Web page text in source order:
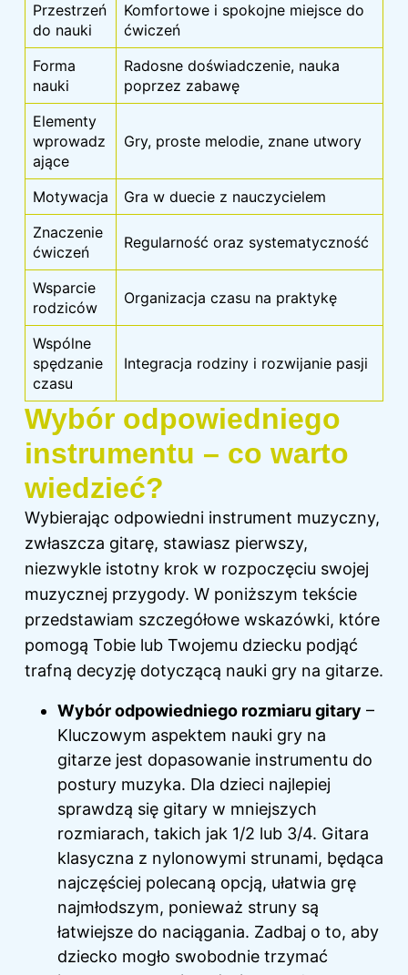
Przestrzeń
do nauki
Komfortowe i spokojne miejsce do
ćwiczeń
Forma
nauki
Radosne doświadczenie, nauka
poprzez zabawę
Elementy
wprowadz
ające
Gry, proste melodie, znane utwory
Motywacja
Gra w duecie z nauczycielem
Znaczenie
ćwiczeń
Regularność oraz systematyczność
Wsparcie
rodziców
Organizacja czasu na praktykę
Wspólne
spędzanie
czasu
Integracja rodziny i rozwijanie pasji
Wybór odpowiedniego
instrumentu – co warto
wiedzieć?
Wybierając odpowiedni instrument muzyczny,
zwłaszcza gitarę, stawiasz pierwszy,
niezwykle istotny krok w rozpoczęciu swojej
muzycznej przygody. W poniższym tekście
przedstawiam szczegółowe wskazówki, które
pomogą Tobie lub Twojemu dziecku podjąć
trafną decyzję dotyczącą nauki gry na gitarze.
Wybór odpowiedniego rozmiaru gitary –
Kluczowym aspektem nauki gry na
gitarze jest dopasowanie instrumentu do
postury muzyka. Dla dzieci najlepiej
sprawdzą się gitary w mniejszych
rozmiarach, takich jak 1/2 lub 3/4. Gitara
klasyczna z nylonowymi strunami, będąca
najczęściej polecaną opcją, ułatwia grę
najmłodszym, ponieważ struny są
łatwiejsze do naciągania. Zadbaj o to, aby
dziecko mogło swobodnie trzymać